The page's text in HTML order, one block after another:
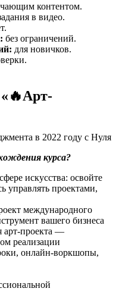
контентом.
в видео.
без ограничений.
для новичков.
курса?
искусства: освойте
управлять проектами,
международного
вашего бизнеса
арт-проекта —
реализации
онлайн-воркшопы,